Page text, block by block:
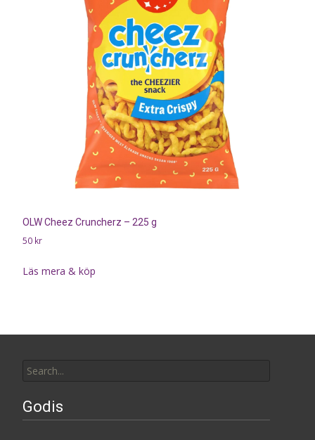
OLW Cheez Cruncherz – 225 g
50 kr
Läs mera & köp
for:
Godis